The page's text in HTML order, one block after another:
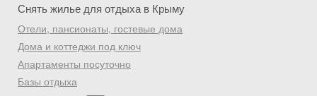
Снять жилье для отдыха в Крыму
Отели, пансионаты, гостевые дома
Дома и коттеджи под ключ
Апартаменты посуточно
Базы отдыха